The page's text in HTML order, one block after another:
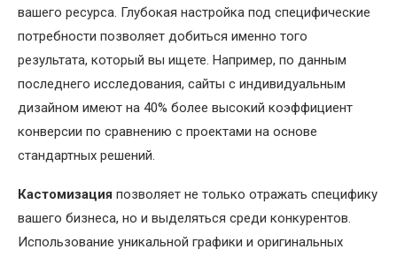
вашего ресурса. Глубокая настройка под специфические
потребности позволяет добиться именно того
результата, который вы ищете. Например, по данным
последнего исследования, сайты с индивидуальным
дизайном имеют на 40% более высокий коэффициент
конверсии по сравнению с проектами на основе
стандартных решений.
Кастомизация позволяет не только отражать специфику
вашего бизнеса, но и выделяться среди конкурентов.
Использование уникальной графики и оригинальных